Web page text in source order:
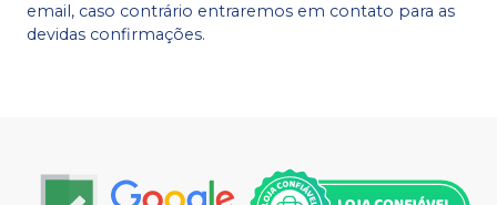
email, caso contrário entraremos em contato para as
devidas confirmações.